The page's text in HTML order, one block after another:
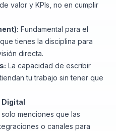
valor y KPIs, no en cumplir
Fundamental para el
tienes la disciplina para
directa.
La capacidad de escribir
tu trabajo sin tener que
Digital
solo menciones que las
o canales para